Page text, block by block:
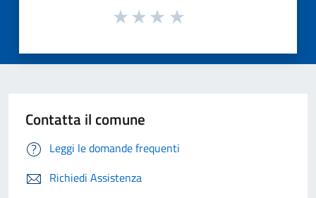
Contatta il comune
Leggi le domande frequenti
Richiedi Assistenza